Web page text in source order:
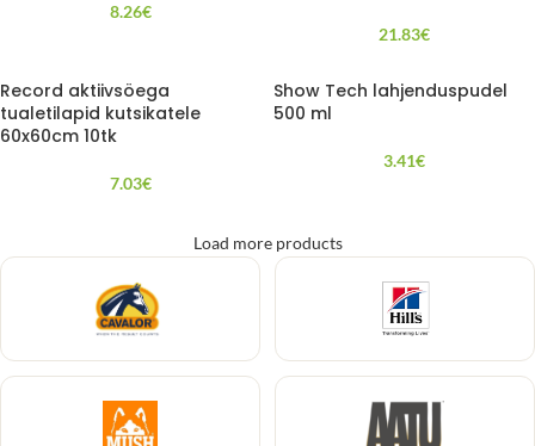
8.26€
21.83€
Record aktiivsöega
tualetilapid kutsikatele
60x60cm 10tk
7.03€
Show Tech lahjenduspudel
500 ml
3.41€
Load more products